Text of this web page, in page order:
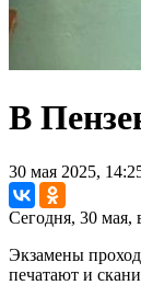
В
30 мая 2025,
Сегодня, 30 мая,
Экзамены
печатают и